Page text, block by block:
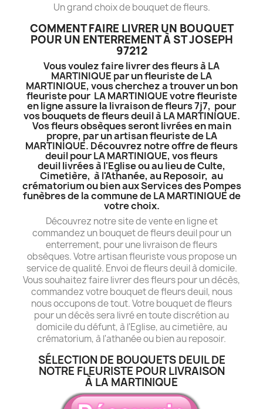
Un grand choix de bouquet de fleurs.
COMMENT FAIRE LIVRER UN BOUQUET
POUR UN ENTERREMENT À ST JOSEPH
97212
Vous voulez faire livrer des fleurs à LA
MARTINIQUE par un fleuriste de LA
MARTINIQUE, vous cherchez a trouver un bon
fleuriste pour LA MARTINIQUE votre fleuriste
en ligne assure la livraison de fleurs 7j7, pour
vos bouquets de fleurs deuil à LA MARTINIQUE.
Vos fleurs obsèques seront livrées en main
propre, par un artisan fleuriste de LA
MARTINIQUE. Découvrez notre offre de fleurs
deuil pour LA MARTINIQUE, vos fleurs
deuil livrées à l'Eglise ou au lieu de Culte,
Cimetière, à l'Athanée, au Reposoir, au
crématorium ou bien aux Services des Pompes
funèbres de la commune de LA MARTINIQUE de
votre choix.
Découvrez notre site de vente en ligne et
commandez un bouquet de fleurs deuil pour un
enterrement, pour une livraison de fleurs
obsèques. Votre artisan fleuriste vous propose un
service de qualité. Envoi de fleurs deuil à domicile.
Vous souhaitez faire livrer des fleurs pour un décès,
commandez votre bouquet de fleurs deuil, nous
nous occupons de tout. Votre bouquet de fleurs
pour un décès sera livré en toute discrétion au
domicile du défunt, à l'Eglise, au cimetière, au
crématorium, à l'athanée ou bien au reposoir.
SÉLECTION DE BOUQUETS DEUIL DE
NOTRE FLEURISTE POUR LIVRAISON
À LA MARTINIQUE